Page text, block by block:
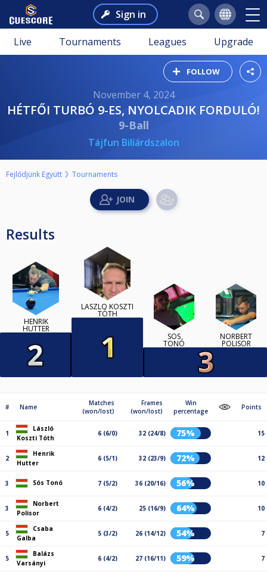
Sign in
Live Tournaments Leagues Upgrade
FOLLOW
November 4, 2024
HÉTFŐI TURBÓ 9-ES, NYOLCADIK FORDULÓ!
9-Ball
Tájfun Biliárdszalon
Fejlődjünk Együtt Tournaments
Results
HENRIK
HUTTER
LÁSZLÓ KOSZTI
TÓTH
SÓS
TONÓ
NORBERT
POLISOR
# Name
Matches
(won/lost)
Frames
(won/lost)
Win
percentage
Points
1
László
Koszti Tóth
6 (6/0) 32 (24/8) 75% 15
2
Henrik
Hutter
6 (5/1) 32 (23/9) 72% 12
3 Sós Tonó 7 (5/2) 36 (20/16) 56% 10
3
Norbert
Polisor
6 (4/2) 25 (16/9) 64% 10
5
Csaba
Galba
5 (3/2) 26 (14/12) 54% 7
5
Balázs
Varsányi
6 (4/2) 27 (16/11) 59% 7